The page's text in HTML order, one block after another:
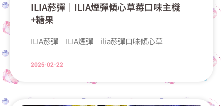
ILIA菸彈│ILIA煙彈傾心草莓口味主機
+糖果
ILIA菸彈│ILIA煙彈│ilia菸彈口味傾心草
2025-02-22